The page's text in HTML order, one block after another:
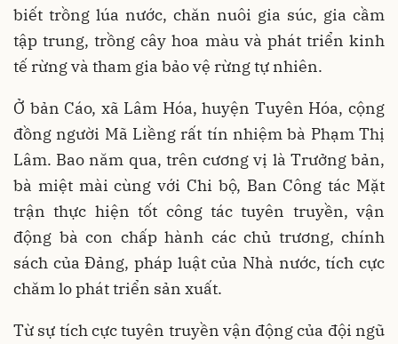
biết trồng lúa nước, chăn nuôi gia súc, gia cầm
tập trung, trồng cây hoa màu và phát triển kinh
tế rừng và tham gia bảo vệ rừng tự nhiên.
Ở bản Cáo, xã Lâm Hóa, huyện Tuyên Hóa, cộng
đồng người Mã Liềng rất tín nhiệm bà Phạm Thị
Lâm. Bao năm qua, trên cương vị là Trưởng bản,
bà miệt mài cùng với Chi bộ, Ban Công tác Mặt
trận thực hiện tốt công tác tuyên truyền, vận
động bà con chấp hành các chủ trương, chính
sách của Đảng, pháp luật của Nhà nước, tích cực
chăm lo phát triển sản xuất.
Từ sự tích cực tuyên truyền vận động của đội ngũ